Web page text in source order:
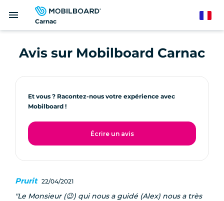
Carnac
menu
Avis sur Mobilboard Carnac
Et vous ? Racontez-nous votre expérience avec
Mobilboard !
Écrire un avis
Prurit 22/04/2021
Le Monsieur (😉) qui nous a guidé (Alex) nous a très